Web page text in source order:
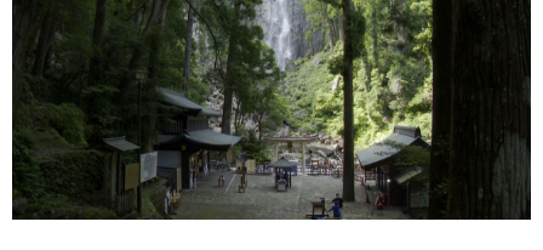
繁體字
Français
Español
العربية
政治外交
财经
社会